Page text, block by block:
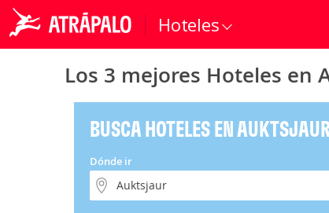
Hoteles
Los 3 mejores Hoteles en
BUSCA HOTELES EN
Dónde ir